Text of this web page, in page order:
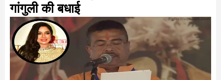
गांगुली की बधाई